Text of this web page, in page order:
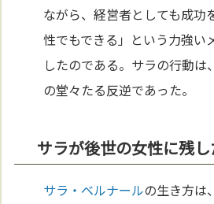
ながら、経営者としても成功
性でもできる」という力強い
したのである。サラの行動は
の堂々たる反逆であった。
サラが後世の女性に残
サラ・ベルナールの生き方は